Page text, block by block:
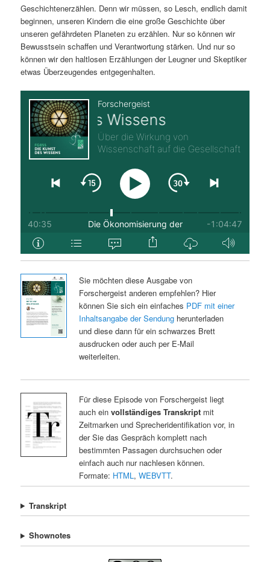
e
n
n
g
e
n
Geschichtenerzählen. Denn wir müssen, so Lesch, endlich damit
beginnen, unseren Kindern die eine große Geschichte über
unseren gefährdeten Planeten zu erzählen. Nur so können wir
Bewusstsein schaffen und Verantwortung stärken. Und nur so
können wir den haltlosen Erzählungen der Leugner und Skeptiker
etwas Überzeugendes entgegenhalten.
Sie möchten diese Ausgabe von
Forschergeist anderen empfehlen? Hier
können Sie sich ein einfaches PDF mit einer
Inhaltsangabe der Sendungherunterladen
und diese dann für ein schwarzes Brett
ausdrucken oder auch per E-Mail
weiterleiten.
Für diese Episode von Forschergeist liegt
auch ein vollständiges Transkriptmit
Zeitmarken und Sprecheridentifikation vor, in
der Sie das Gespräch komplett nach
bestimmten Passagen durchsuchen oder
einfach auch nur nachlesen können.
Formate: HTML, WEBVTT.
Transkript
Shownotes